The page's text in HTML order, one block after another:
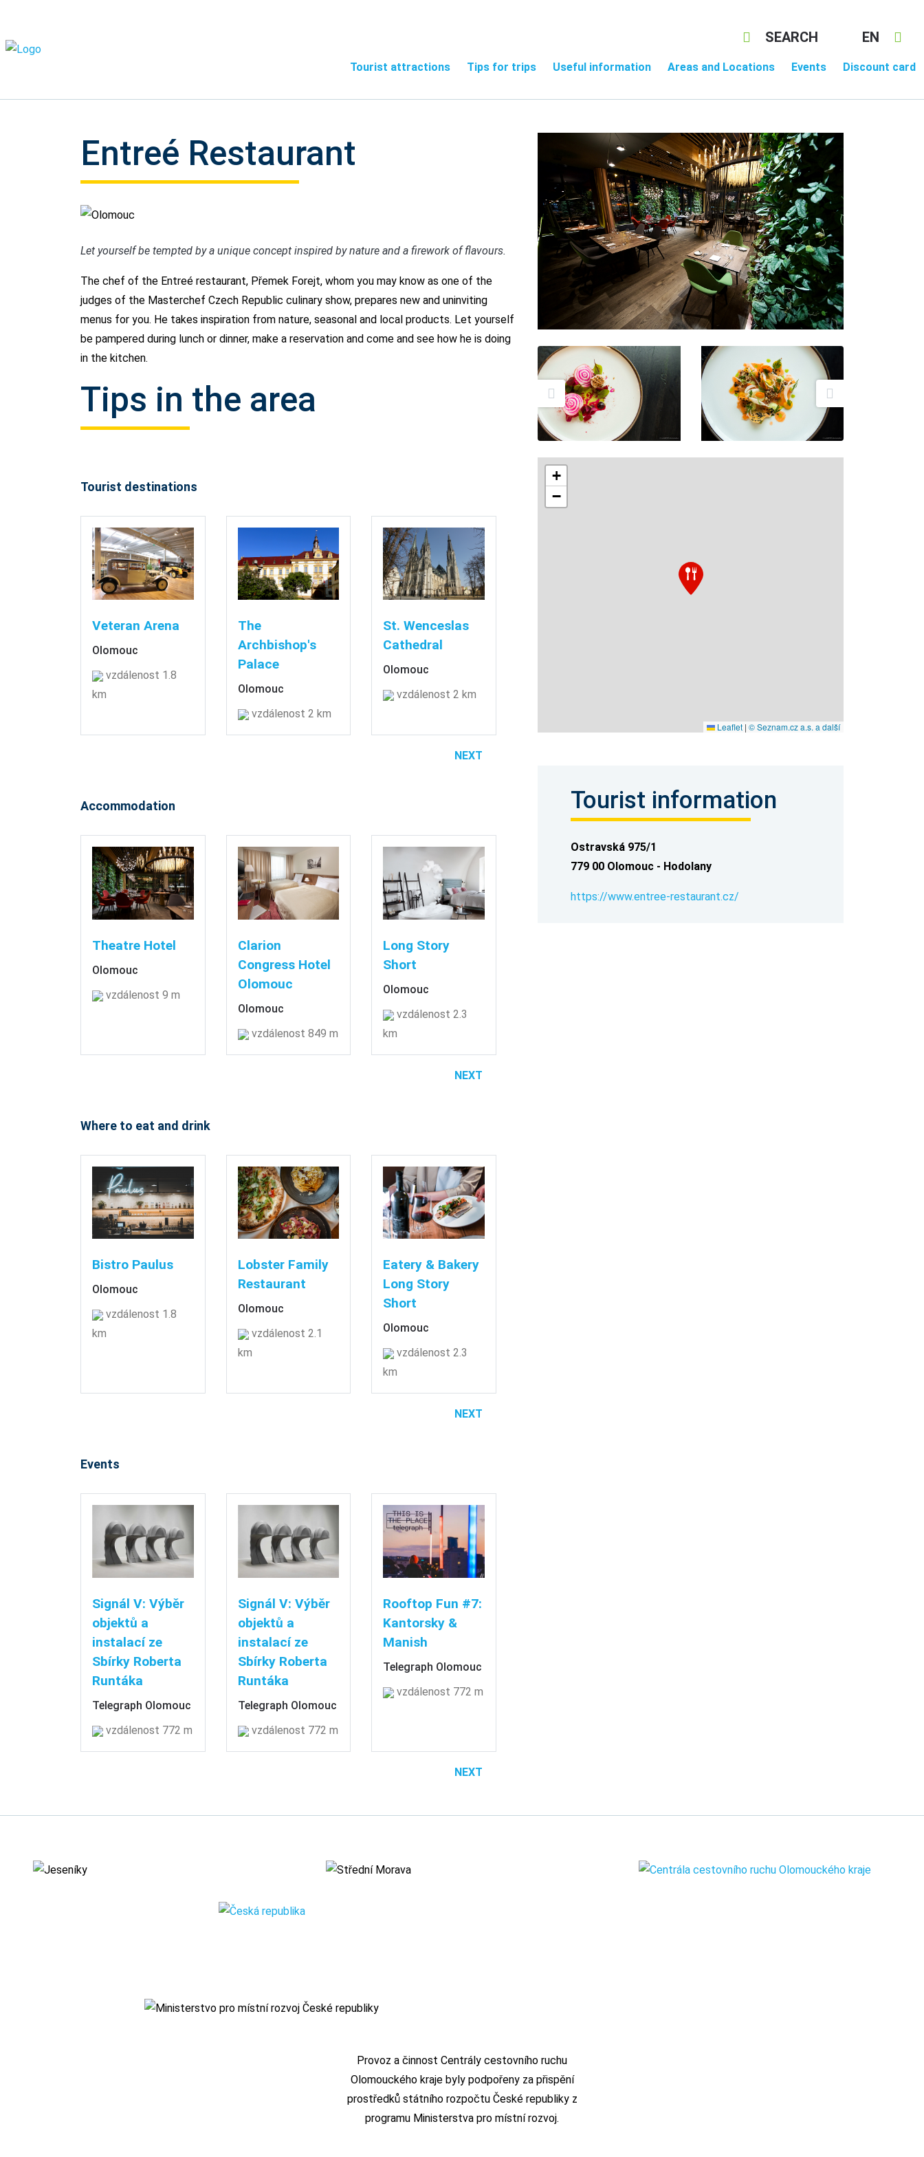
EN
SEARCH
Tourist attractions Tips for trips Useful information Areas and Locations Events Discount card
Entreé Restaurant
Olomouc
Let yourself be tempted by a unique concept inspired by nature and a firework of flavours.
The chef of the Entreé restaurant, Přemek Forejt, whom you may know as one of the
judges of the Masterchef Czech Republic culinary show, prepares new and uninviting
menus for you. He takes inspiration from nature, seasonal and local products. Let yourself
be pampered during lunch or dinner, make a reservation and come and see how he is doing
in the kitchen.
Tips in the area
Tourist destinations
Veteran Arena
Olomouc
vzdálenost 1.8
km
The
Archbishop's
Palace
Olomouc
vzdálenost 2 km
St. Wenceslas
Cathedral
Olomouc
vzdálenost 2 km
NEXT
Accommodation
Theatre Hotel
Olomouc
vzdálenost 9 m
Clarion
Congress Hotel
Olomouc
Olomouc
vzdálenost 849 m
Long Story
Short
Olomouc
vzdálenost 2.3
km
NEXT
Where to eat and drink
Bistro Paulus
Olomouc
vzdálenost 1.8
km
Lobster Family
Restaurant
Olomouc
vzdálenost 2.1
km
Eatery & Bakery
Long Story
Short
Olomouc
vzdálenost 2.3
km
NEXT
Events
Signál V: Výběr
objektů a
instalací ze
Sbírky Roberta
Runtáka
Telegraph Olomouc
vzdálenost 772 m
Signál V: Výběr
objektů a
instalací ze
Sbírky Roberta
Runtáka
Telegraph Olomouc
vzdálenost 772 m
Rooftop Fun #7:
Kantorsky &
Manish
Telegraph Olomouc
vzdálenost 772 m
NEXT
+
−
Leaflet | © Seznam.cz a.s. a další
Tourist information
Ostravská 975/1
779 00 Olomouc - Hodolany
https://www.entree-restaurant.cz/
Provoz a činnost Centrály cestovního ruchu
Olomouckého kraje byly podpořeny za přispění
prostředků státního rozpočtu České republiky z
programu Ministerstva pro místní rozvoj.